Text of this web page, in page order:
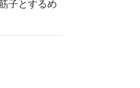
子とするめ